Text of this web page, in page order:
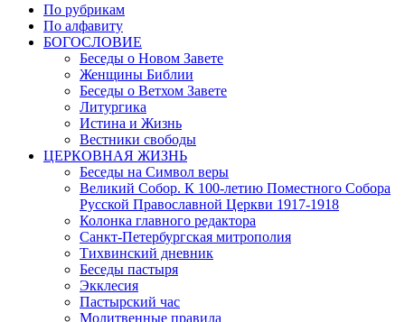
По рубрикам
По алфавиту
БОГОСЛОВИЕ
Беседы о Новом Завете
Женщины Библии
Беседы о Ветхом Завете
Литургика
Истина и Жизнь
Вестники свободы
ЦЕРКОВНАЯ ЖИЗНЬ
Беседы на Символ веры
Великий Собор. К 100-летию Поместного Собора
Русской Православной Церкви 1917-1918
Колонка главного редактора
Санкт-Петербургская митрополия
Тихвинский дневник
Беседы пастыря
Экклесия
Пастырский час
Молитвенные правила